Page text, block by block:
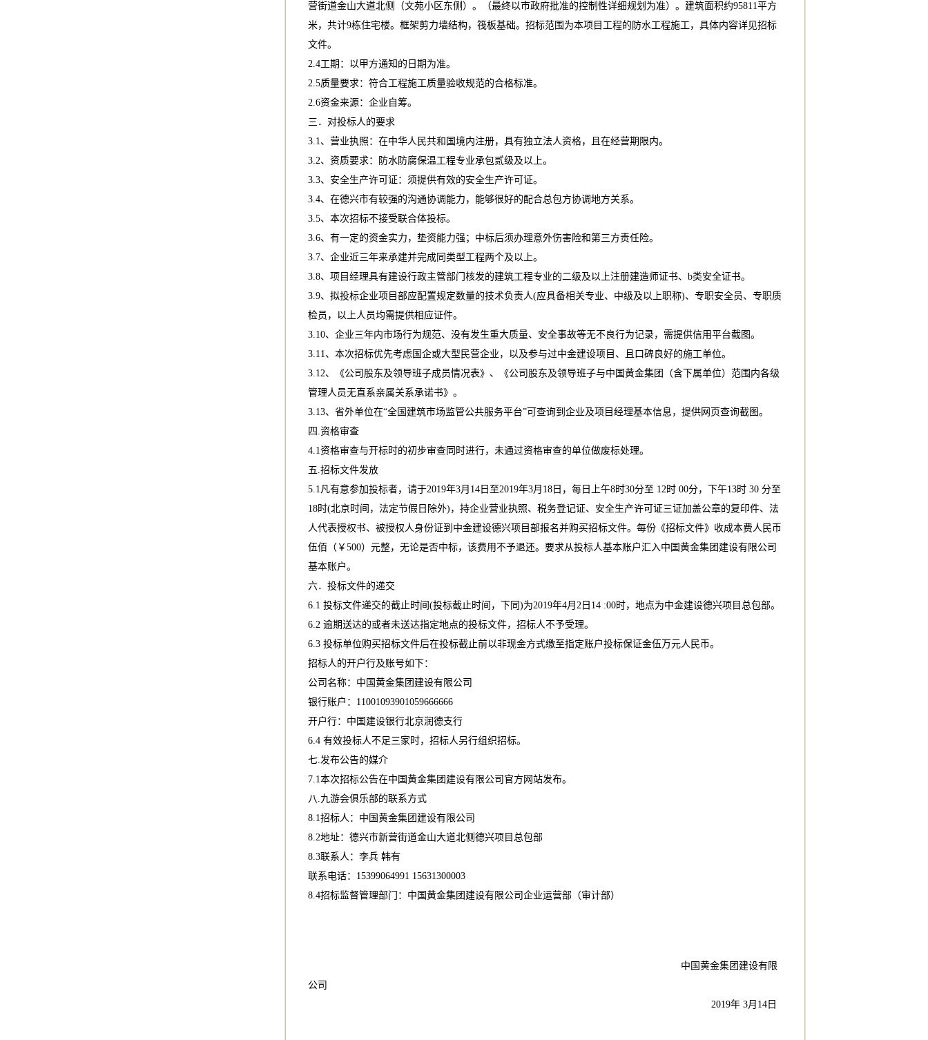
营街道金山大道北侧（文苑小区东侧）。（最终以市政府批准的控制性详细规划为准）。建筑面积约95811平方
米，共计9栋住宅楼。框架剪力墙结构，筏板基础。招标范围为本项目工程的防水工程施工，具体内容详见招标
文件。
2.4工期：以甲方通知的日期为准。
2.5质量要求：符合工程施工质量验收规范的合格标准。
2.6资金来源：企业自筹。
三．对投标人的要求
3.1、营业执照：在中华人民共和国境内注册，具有独立法人资格，且在经营期限内。
3.2、资质要求：防水防腐保温工程专业承包贰级及以上。
3.3、安全生产许可证：须提供有效的安全生产许可证。
3.4、在德兴市有较强的沟通协调能力，能够很好的配合总包方协调地方关系。
3.5、本次招标不接受联合体投标。
3.6、有一定的资金实力，垫资能力强；中标后须办理意外伤害险和第三方责任险。
3.7、企业近三年来承建并完成同类型工程两个及以上。
3.8、项目经理具有建设行政主管部门核发的建筑工程专业的二级及以上注册建造师证书、b类安全证书。
3.9、拟投标企业项目部应配置规定数量的技术负责人(应具备相关专业、中级及以上职称)、专职安全员、专职质
检员，以上人员均需提供相应证件。
3.10、企业三年内市场行为规范、没有发生重大质量、安全事故等无不良行为记录，需提供信用平台截图。
3.11、本次招标优先考虑国企或大型民营企业，以及参与过中金建设项目、且口碑良好的施工单位。
3.12、《公司股东及领导班子成员情况表》、《公司股东及领导班子与中国黄金集团（含下属单位）范围内各级
管理人员无直系亲属关系承诺书》。
3.13、省外单位在“全国建筑市场监管公共服务平台”可查询到企业及项目经理基本信息，提供网页查询截图。
四.资格审查
4.1资格审查与开标时的初步审查同时进行，未通过资格审查的单位做废标处理。
五.招标文件发放
5.1凡有意参加投标者，请于2019年3月14日至2019年3月18日，每日上午8时30分至 12时 00分，下午13时 30 分至
18时(北京时间，法定节假日除外)，持企业营业执照、税务登记证、安全生产许可证三证加盖公章的复印件、法
人代表授权书、被授权人身份证到中金建设德兴项目部报名并购买招标文件。每份《招标文件》收成本费人民币
伍佰（￥500）元整，无论是否中标，该费用不予退还。要求从投标人基本账户汇入中国黄金集团建设有限公司
基本账户。
六．投标文件的递交
6.1 投标文件递交的截止时间(投标截止时间，下同)为2019年4月2日14 :00时，地点为中金建设德兴项目总包部。
6.2 逾期送达的或者未送达指定地点的投标文件，招标人不予受理。
6.3 投标单位购买招标文件后在投标截止前以非现金方式缴至指定账户投标保证金伍万元人民币。
招标人的开户行及账号如下：
公司名称：中国黄金集团建设有限公司
银行账户：11001093901059666666
开户行：中国建设银行北京润德支行
6.4 有效投标人不足三家时，招标人另行组织招标。
七.发布公告的媒介
7.1本次招标公告在中国黄金集团建设有限公司官方网站发布。
八.九游会俱乐部的联系方式
8.1招标人：中国黄金集团建设有限公司
8.2地址：德兴市新营街道金山大道北侧德兴项目总包部
8.3联系人：李兵 韩有
联系电话：15399064991 15631300003
8.4招标监督管理部门：中国黄金集团建设有限公司企业运营部（审计部）
中国黄金集团建设有限
公司
2019年 3月14日